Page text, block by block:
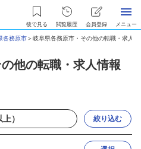
後で見る 閲覧履歴 会員登録 メニュー
各務原市＞岐阜県各務原市・その他の転職・求人情
他の転職・求人情報
絞り込む